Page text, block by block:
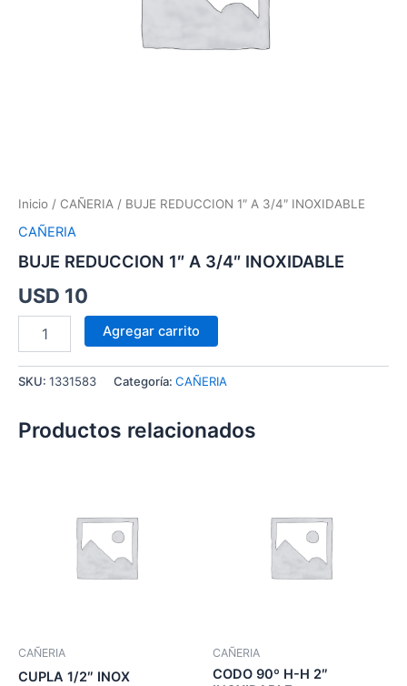
Inicio / CAÑERIA / BUJE REDUCCION 1″ A 3/4″ INOXIDABLE
CAÑERIA
BUJE REDUCCION 1″ A 3/4″ INOXIDABLE
USD 10
Agregar carrito
SKU: 1331583 Categoría: CAÑERIA
Productos relacionados
CAÑERIA
CUPLA 1/2″ INOX
CAÑERIA
CODO 90º H-H 2″